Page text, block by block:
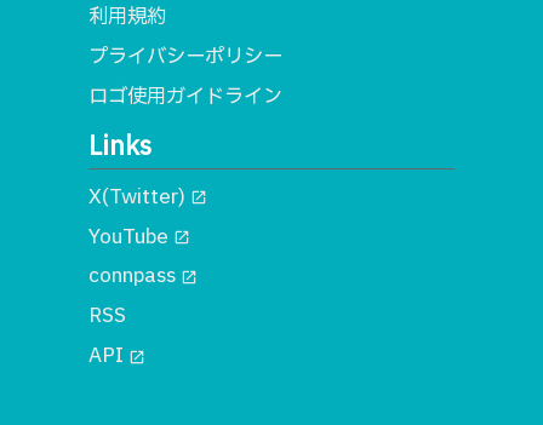
利用規約
プライバシーポリシー
ロゴ使用ガイドライン
Links
X(Twitter) open_in_new
YouTube open_in_new
connpass open_in_new
RSS
API open_in_new